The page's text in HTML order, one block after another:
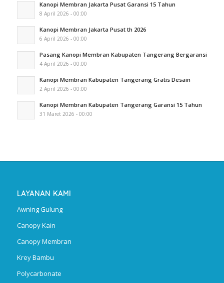
Kanopi Membran Jakarta Pusat Garansi 15 Tahun
8 April 2026 - 00:00
Kanopi Membran Jakarta Pusat th 2026
6 April 2026 - 00:00
Pasang Kanopi Membran Kabupaten Tangerang Bergaransi
4 April 2026 - 00:00
Kanopi Membran Kabupaten Tangerang Gratis Desain
2 April 2026 - 00:00
Kanopi Membran Kabupaten Tangerang Garansi 15 Tahun
31 Maret 2026 - 00:00
LAYANAN KAMI
Awning Gulung
Canopy Kain
Canopy Membran
Krey Bambu
Polycarbonate